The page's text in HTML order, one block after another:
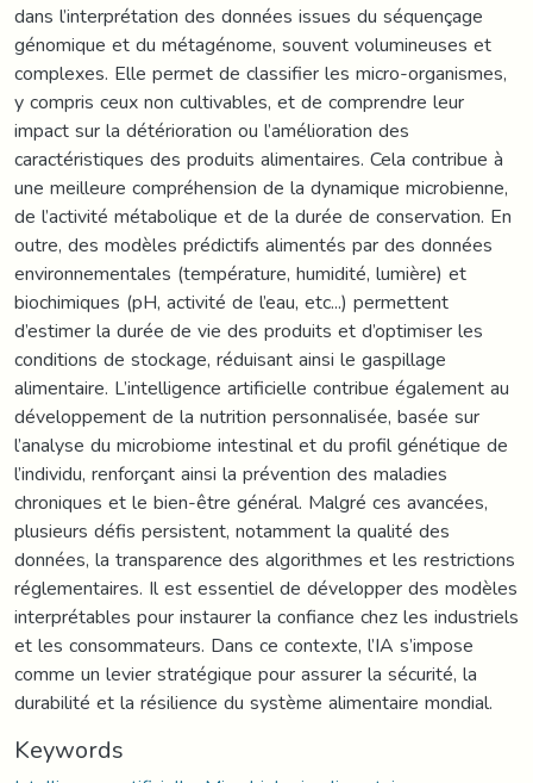
dans l’interprétation des données issues du séquençage
génomique et du métagénome, souvent volumineuses et
complexes. Elle permet de classifier les micro-organismes,
y compris ceux non cultivables, et de comprendre leur
impact sur la détérioration ou l’amélioration des
caractéristiques des produits alimentaires. Cela contribue à
une meilleure compréhension de la dynamique microbienne,
de l’activité métabolique et de la durée de conservation. En
outre, des modèles prédictifs alimentés par des données
environnementales (température, humidité, lumière) et
biochimiques (pH, activité de l’eau, etc...) permettent
d’estimer la durée de vie des produits et d’optimiser les
conditions de stockage, réduisant ainsi le gaspillage
alimentaire. L’intelligence artificielle contribue également au
développement de la nutrition personnalisée, basée sur
l’analyse du microbiome intestinal et du profil génétique de
l’individu, renforçant ainsi la prévention des maladies
chroniques et le bien-être général. Malgré ces avancées,
plusieurs défis persistent, notamment la qualité des
données, la transparence des algorithmes et les restrictions
réglementaires. Il est essentiel de développer des modèles
interprétables pour instaurer la confiance chez les industriels
et les consommateurs. Dans ce contexte, l’IA s’impose
comme un levier stratégique pour assurer la sécurité, la
durabilité et la résilience du système alimentaire mondial.
Keywords